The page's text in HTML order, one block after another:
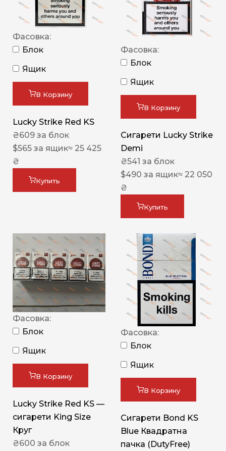
Фасовка:
Блок
Ящик
В Корзину
Lucky Strike Red KS
₴609 за блок
$565 за ящик≈ 25 425
₴
Купить
Фасовка:
Блок
Ящик
В Корзину
Сигарети Lucky Strike
Demi
₴541 за блок
$490 за ящик≈ 22 050
₴
Купить
Фасовка:
Блок
Ящик
В Корзину
Lucky Strike Red KS —
сигарети King Size
Круг
₴600 за блок
Фасовка:
Блок
Ящик
В Корзину
Сигарети Bond KS
Blue Квадратна
пачка (DutyFree)